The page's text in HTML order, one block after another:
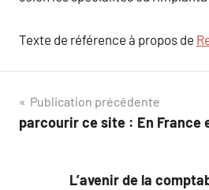
Texte de référence à propos de
Navigation
de
Publication précédente
parcourir ce site : En France
L’avenir de la